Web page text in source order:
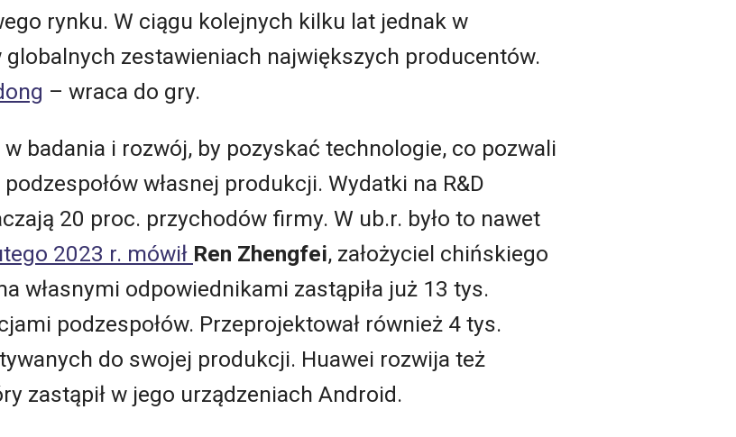
rynku. W ciągu kolejnych kilku lat jednak w
globalnych zestawieniach największych producentów.
– wraca do gry.
badania i rozwój, by pozyskać technologie, co pozwali
własnej produkcji. Wydatki na R&D
20 proc. przychodów firmy. W ub.r. było to nawet
2023 r. mówił Ren Zhengfei, założyciel chińskiego
własnymi odpowiednikami zastąpiła już 13 tys.
podzespołów. Przeprojektował również 4 tys.
do swojej produkcji. Huawei rozwija też
zastąpił w jego urządzeniach Android.